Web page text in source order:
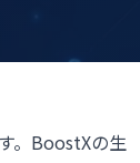
。BoostXの生